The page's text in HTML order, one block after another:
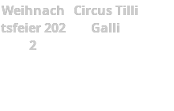
Weihnach
tsfeier 202
2
Circus Tilli
Galli